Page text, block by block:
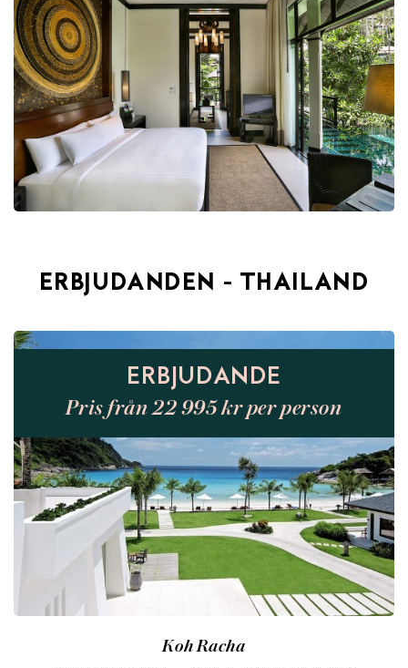
ERBJUDANDEN - THAILAND
ERBJUDANDE
Pris från 22 995 kr per person
Koh Racha